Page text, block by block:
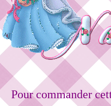
Pour commander